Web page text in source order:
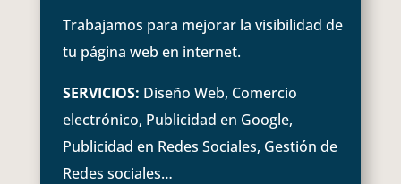
Trabajamos para mejorar la visibilidad de
tu página web en internet.
SERVICIOS: Diseño Web, Comercio
electrónico, Publicidad en Google,
Publicidad en Redes Sociales, Gestión de
Redes sociales…